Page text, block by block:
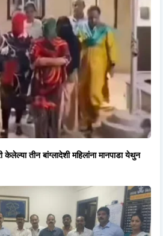
तीन बांग्लादेशी महिलांना मानपाडा येथुन